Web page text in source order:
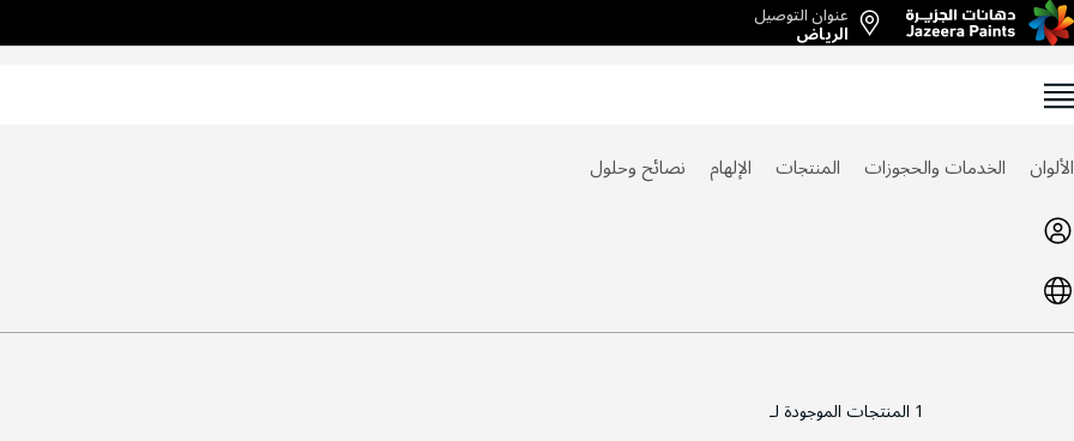
Skip
to
Content
عنوان التوصيل
الرياض
الألوان الخدمات والحجوزات المنتجات الإلهام نصائح وحلول
1 المنتجات الموجودة لـ